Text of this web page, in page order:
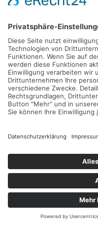
verarbeiten wir
Notizen im Rahmen
soweit dies zur
eines
Rechtsgrundlage
deutschem
(allgemeine
Einwilligung erteilt
personenbezogenen
weitergegeben,
Bewerbung beteiligt
Sofern die
Ihnen eingereichten
BDSG und Art. 6 Abs.
Durchführung des
unseren